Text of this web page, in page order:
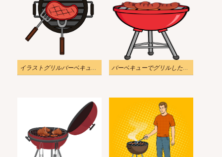
イラストグリルバーベキュー肉png透明 バーベキューでグリルしたソーセージのイラストpng透明